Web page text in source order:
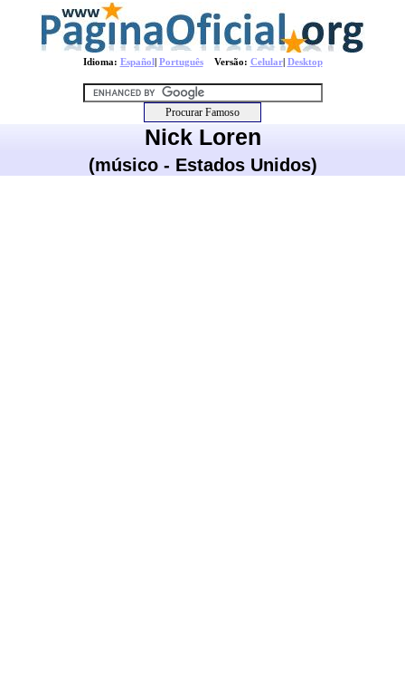
Idioma: Español| PortuguêsVersão: Celular| Desktop
Nick Loren
(músico - Estados Unidos)